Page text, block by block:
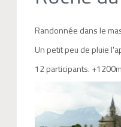
Randonnée dans le
Un petit peu de pluie
12 participants.